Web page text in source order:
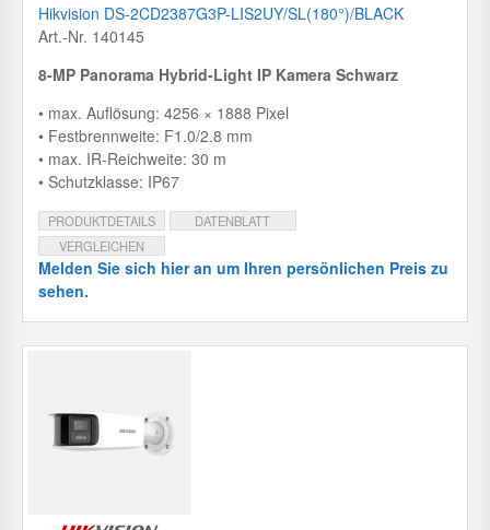
Hikvision DS-2CD2387G3P-LIS2UY/SL(180°)/BLACK
Art.-Nr. 140145
8-MP Panorama Hybrid-Light IP Kamera Schwarz
• max. Auflösung: 4256 × 1888 Pixel
• Festbrennweite: F1.0/2.8 mm
• max. IR-Reichweite: 30 m
• Schutzklasse: IP67
PRODUKTDETAILS
DATENBLATT
VERGLEICHEN
Melden Sie sich hier an um Ihren persönlichen Preis zu
sehen.